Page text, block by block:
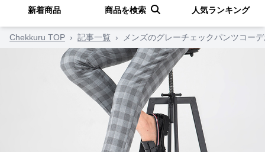
新着商品 商品を検索 人気ランキング
Chekkuru TOP › 記事一覧 › メンズのグレーチェックパンツコー